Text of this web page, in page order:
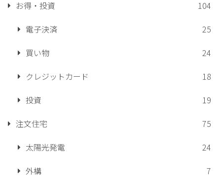
お得・投資
104
電子決済
25
買い物
24
クレジットカード
18
投資
19
注文住宅
75
太陽光発電
24
外構
7